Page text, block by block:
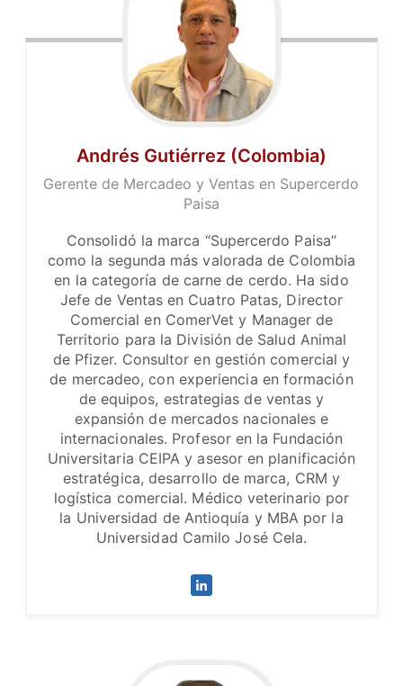
Andrés Gutiérrez (Colombia)
Gerente de Mercadeo y Ventas en Supercerdo
Paisa
Consolidó la marca “Supercerdo Paisa”
como la segunda más valorada de Colombia
en la categoría de carne de cerdo. Ha sido
Jefe de Ventas en Cuatro Patas, Director
Comercial en ComerVet y Manager de
Territorio para la División de Salud Animal
de Pfizer. Consultor en gestión comercial y
de mercadeo, con experiencia en formación
de equipos, estrategias de ventas y
expansión de mercados nacionales e
internacionales. Profesor en la Fundación
Universitaria CEIPA y asesor en planificación
estratégica, desarrollo de marca, CRM y
logística comercial. Médico veterinario por
la Universidad de Antioquía y MBA por la
Universidad Camilo José Cela.